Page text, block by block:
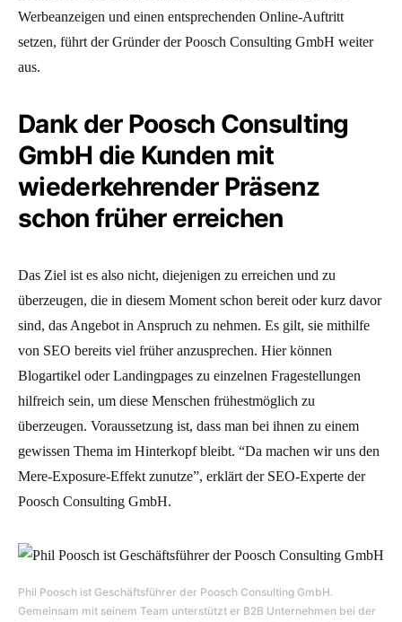
Werbeanzeigen und einen entsprechenden Online-Auftritt
setzen, führt der Gründer der Poosch Consulting GmbH weiter
aus.
Dank der Poosch Consulting
GmbH die Kunden mit
wiederkehrender Präsenz
schon früher erreichen
Das Ziel ist es also nicht, diejenigen zu erreichen und zu
überzeugen, die in diesem Moment schon bereit oder kurz davor
sind, das Angebot in Anspruch zu nehmen. Es gilt, sie mithilfe
von SEO bereits viel früher anzusprechen. Hier können
Blogartikel oder Landingpages zu einzelnen Fragestellungen
hilfreich sein, um diese Menschen frühestmöglich zu
überzeugen. Voraussetzung ist, dass man bei ihnen zu einem
gewissen Thema im Hinterkopf bleibt. “Da machen wir uns den
Mere-Exposure-Effekt zunutze”, erklärt der SEO-Experte der
Poosch Consulting GmbH.
Phil Poosch ist Geschäftsführer der Poosch Consulting GmbH.
Gemeinsam mit seinem Team unterstützt er B2B Unternehmen bei der